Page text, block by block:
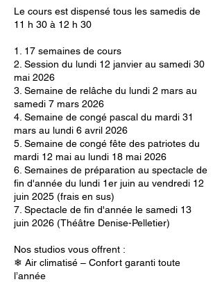
Le cours est dispensé tous les samedis de
11 h 30 à 12 h 30
1. 17 semaines de cours
2. Session du lundi 12 janvier au samedi 30
mai 2026
3. Semaine de relâche du lundi 2 mars au
samedi 7 mars 2026
4. Semaine de congé pascal du mardi 31
mars au lundi 6 avril 2026
5. Semaine de congé fête des patriotes du
mardi 12 mai au lundi 18 mai 2026
6. Semaines de préparation au spectacle de
fin d'année du lundi 1er juin au vendredi 12
juin 2025 (frais en sus)
7. Spectacle de fin d'année le samedi 13
juin 2026 (Théâtre Denise-Pelletier)
Nos studios vous offrent :
❄ Air climatisé – Confort garanti toute
l’année